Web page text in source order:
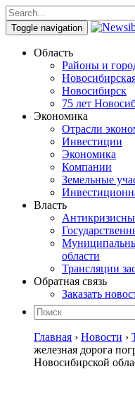
Toggle navigation
Область
Районы и
Новосибирск
75 лет
Экономика
Отрасли
Инвестиции
Экономика
Компании
Земельные
Власть
области
Трансляции
Обратная связь
Заказать
Главная › Новости ›
железная дорога
Новосибирской